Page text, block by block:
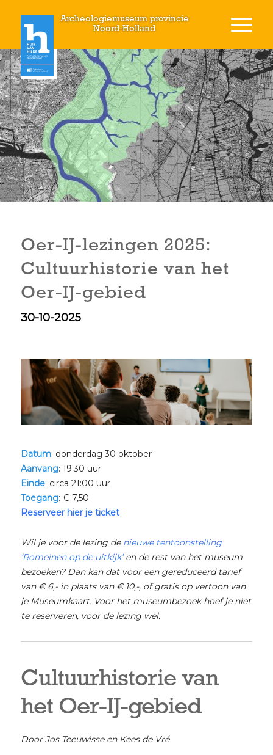
Archeologiemuseum provincie
Noord-Holland
Oer-IJ-lezingen 2025:
Cultuurhistorie van het
Oer-IJ-gebied
30-10-2025
Datum: donderdag 30 oktober
Aanvang: 19:30 uur
Einde: circa 21:00 uur
Toegang: € 7,50
Reserveer hier je ticket
Wil je voor de lezing de nieuwe tentoonstelling
‘Romeinen op de uitkijk’en de rest van het museum
bezoeken? Dan kan dat voor een gereduceerd tarief
van € 6,- in plaats van € 10,-, of gratis op vertoon van
je Museumkaart. Voor het museumbezoek hoef je niet
te reserveren, voor de lezing wel.
Cultuurhistorie van
het Oer-IJ-gebied
Door Jos Teeuwisse en Kees de Vré